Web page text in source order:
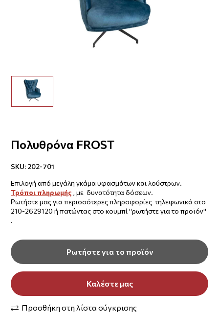
Πολυθρόνα FROST
SKU: 202-701
Επιλογή από μεγάλη γκάμα υφασμάτων και λούστρων.
Τρόποι πληρωμής , με δυνατότητα δόσεων.
Ρωτήστε μας για περισσότερες πληροφορίες τηλεφωνικά στο
210-2629120 ή πατώντας στο κουμπί ''ρωτήστε για το προϊόν''
.
Ρωτήστε για το προϊόν
Καλέστε μας
Προσθήκη στη λίστα σύγκρισης